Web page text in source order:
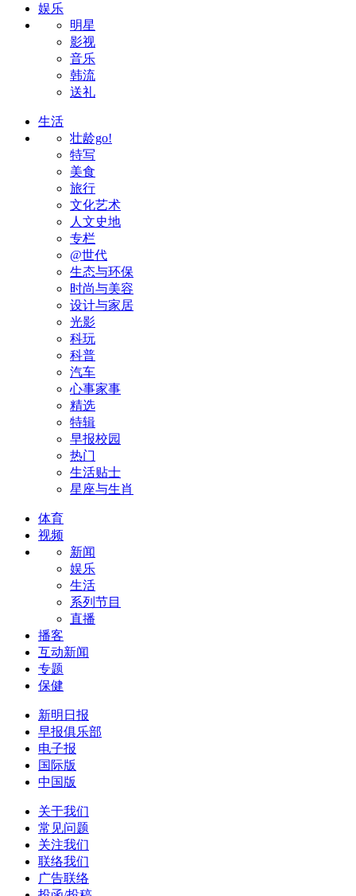
娱乐
明星
影视
音乐
韩流
送礼
生活
壮龄go!
特写
美食
旅行
文化艺术
人文史地
专栏
@世代
生态与环保
时尚与美容
设计与家居
光影
科玩
科普
汽车
心事家事
精选
特辑
早报校园
热门
生活贴士
星座与生肖
体育
视频
新闻
娱乐
生活
系列节目
直播
播客
互动新闻
专题
保健
新明日报
早报俱乐部
电子报
国际版
中国版
关于我们
常见问题
关注我们
联络我们
广告联络